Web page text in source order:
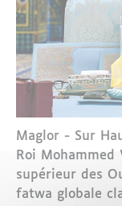
Maglor - Sur
Roi
supérieur des
fatwa globale